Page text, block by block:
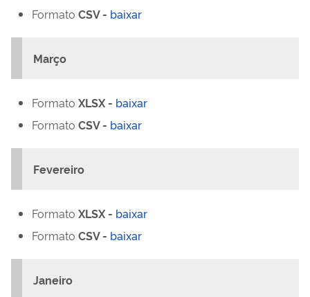
Formato CSV - baixar
Março
Formato XLSX - baixar
Formato CSV - baixar
Fevereiro
Formato XLSX - baixar
Formato CSV - baixar
Janeiro